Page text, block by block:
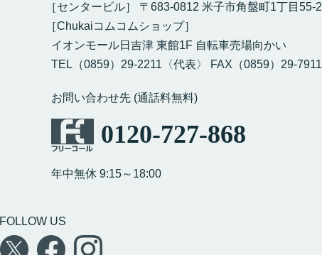
［センタービル］ 〒683-0812 米子市角盤町1丁目55-2
［Chukaiコムコムショップ］
イオンモール日吉津 東館1F 自転車売場向かい
TEL（0859）29-2211〈代表〉 FAX（0859）29-7911
お問い合わせ先 (通話料無料)
0120-727-868
年中無休 9:15～18:00
FOLLOW US